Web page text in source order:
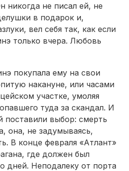
никогда не писал ей, не
в подарок и,
вел себя так, как если
только вчера. Любовь
покупала ему на свои
накануне, или часами
участке, умоляя
туда за скандал. И
поставили выбор: смерть
она, не задумываясь,
В конце февраля «Атлант»
где должен был
дней. Неподалеку от порта